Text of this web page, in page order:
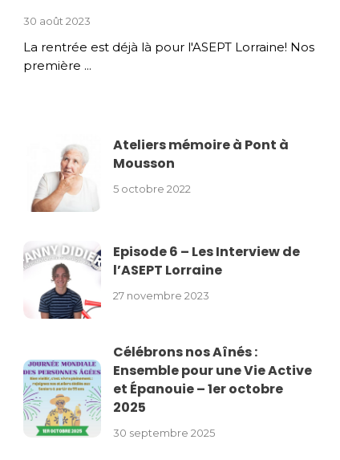
30 août 2023
La rentrée est déjà là pour l'ASEPT Lorraine! Nos
première ...
Ateliers mémoire à Pont à
Mousson
5 octobre 2022
Episode 6 – Les Interview de
l’ASEPT Lorraine
27 novembre 2023
Célébrons nos Aînés :
Ensemble pour une Vie Active
et Épanouie – 1er octobre
2025
30 septembre 2025